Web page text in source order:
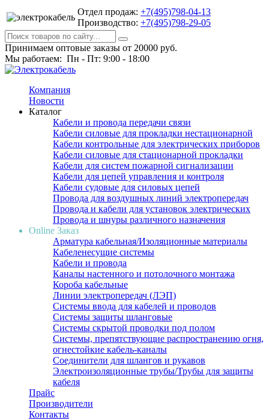
Отдел продаж: +7(495)798-04-13
Производство: +7(495)798-29-05
Принимаем оптовые заказы от 20000 руб.
Мы работаем: Пн - Пт: 9:00 - 18:00
Компания
Новости
Каталог
Кабели и провода передачи связи
Кабели силовые для прокладки нестационарной
Кабели контрольные для электрических приборов
Кабели силовые для стационарной прокладки
Кабели для систем пожарной сигнализации
Кабели для цепей управления и контроля
Кабели судовые для силовых цепей
Провода для воздушных линий электропередач
Провода и кабели для установок электрических
Провода и шнуры различного назначения
Online Заказ
Арматура кабельная/Изоляционные материалы
Кабеленесущие системы
Кабели и провода
Каналы настенного и потолочного монтажа
Короба кабельные
Линии электропередач (ЛЭП)
Системы ввода для кабелей и проводов
Системы защиты шланговые
Системы скрытой проводки под полом
Системы, препятствующие распространению огня,
огнестойкие кабель-каналы
Соединители для шлангов и рукавов
Электроизоляционные трубы/Трубы для защиты
кабеля
Прайс
Производители
Контакты